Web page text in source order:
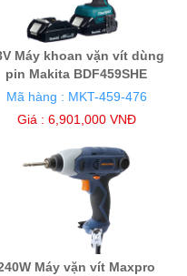
Máy khoan vặn vít dùng
pin Makita BDF459SHE
Mã hàng : MKT-459-476
Giá : 6,901,000 VNĐ
Máy vặn vít Maxpro